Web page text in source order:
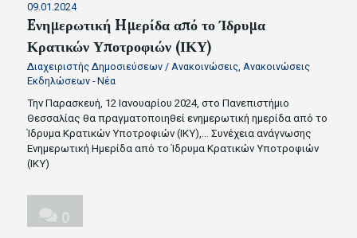
09.01.2024
Eνημερωτική Hμερίδα από το Ίδρυμα
Κρατικών Υποτροφιών (ΙΚΥ)
Διαχειριστής Δημοσιεύσεων / Ανακοινώσεις, Ανακοινώσεις
Εκδηλώσεων - Νέα
Την Παρασκευή, 12 Ιανουαρίου 2024, στο Πανεπιστήμιο
Θεσσαλίας θα πραγματοποιηθεί ενημερωτική ημερίδα από το
Ίδρυμα Κρατικών Υποτροφιών (ΙΚΥ),… Συνέχεια ανάγνωσης
Eνημερωτική Hμερίδα από το Ίδρυμα Κρατικών Υποτροφιών
(ΙΚΥ)
0